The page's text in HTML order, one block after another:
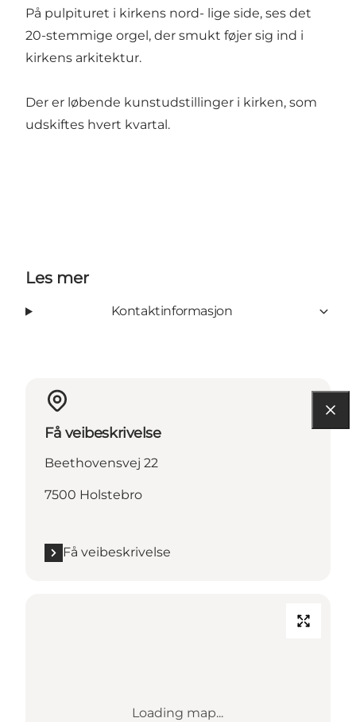
På pulpituret i kirkens nord- lige side, ses det
20-stemmige orgel, der smukt føjer sig ind i
kirkens arkitektur.
Der er løbende kunstudstillinger i kirken, som
udskiftes hvert kvartal.
Les mer
Kontaktinformasjon
Få veibeskrivelse
Beethovensvej 22
7500 Holstebro
Få veibeskrivelse
Loading map...